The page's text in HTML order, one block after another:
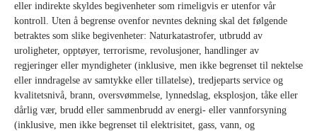
eller indirekte skyldes begivenheter som rimeligvis er utenfor vår
kontroll. Uten å begrense ovenfor nevntes dekning skal det følgende
betraktes som slike begivenheter: Naturkatastrofer, utbrudd av
uroligheter, opptøyer, terrorisme, revolusjoner, handlinger av
regjeringer eller myndigheter (inklusive, men ikke begrenset til nektelse
eller inndragelse av samtykke eller tillatelse), tredjeparts service og
kvalitetsnivå, brann, oversvømmelse, lynnedslag, eksplosjon, tåke eller
dårlig vær, brudd eller sammenbrudd av energi- eller vannforsyning
(inklusive, men ikke begrenset til elektrisitet, gass, vann, og